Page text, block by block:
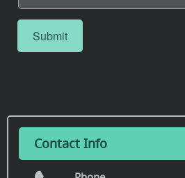
Submit
Contact Info